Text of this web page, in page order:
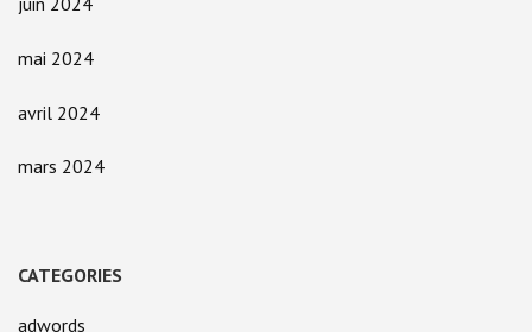
mai 2024
avril 2024
mars 2024
CATEGORIES
adwords